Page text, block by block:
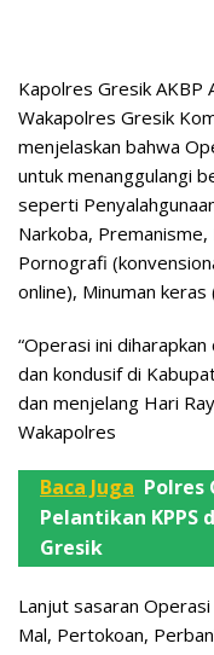
Kapolres Gresik AKBP
Wakapolres Gresik
menjelaskan bahwa
untuk menanggulangi
seperti
Narkoba,
Pornografi
online), Minuman keras
“Operasi ini
dan kondusif di
dan menjelang Hari
Wakapolres
Baca Juga Polres
Pelantikan KPPS
Gresik
Lanjut sasaran
Mal, Pertokoan,